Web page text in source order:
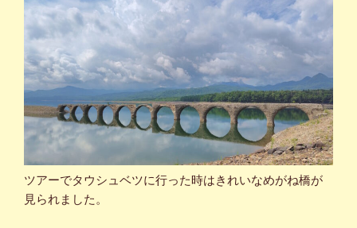
ツアーでタウシュベツに行った時はきれいなめがね橋が
見られました。